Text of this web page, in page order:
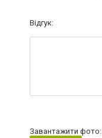
Відгук:
Завантажити фото: